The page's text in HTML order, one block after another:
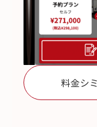
料金シ